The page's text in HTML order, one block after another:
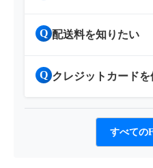
Q 配送料を知りたい
Q クレジットカード
すべての